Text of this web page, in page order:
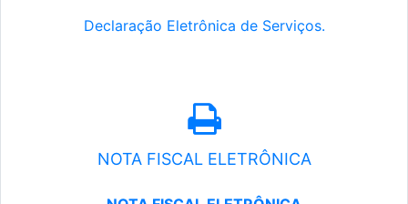
Declaração Eletrônica de Serviços.
NOTA FISCAL ELETRÔNICA